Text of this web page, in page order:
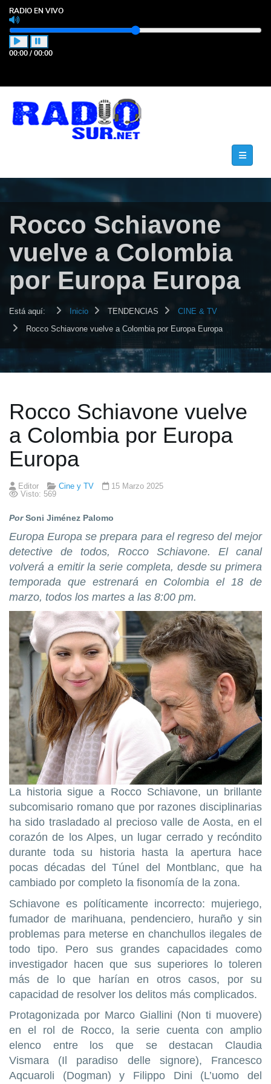
RADIO EN VIVO
00:00 / 00:00
Rocco Schiavone
vuelve a Colombia
por Europa Europa
Está aquí: Inicio TENDENCIAS CINE & TV
Rocco Schiavone vuelve a Colombia por Europa Europa
Rocco Schiavone vuelve
a Colombia por Europa
Europa
Editor Cine y TV
15 Marzo 2025
Visto: 569
PorSoni Jiménez Palomo
Europa Europa se prepara para el regreso del mejor
detective de todos, Rocco Schiavone. El canal
volverá a emitir la serie completa, desde su primera
temporada que estrenará en Colombia el 18 de
marzo, todos los martes a las 8:00 pm.
La historia sigue a Rocco Schiavone, un brillante
subcomisario romano que por razones disciplinarias
ha sido trasladado al precioso valle de Aosta, en el
corazón de los Alpes, un lugar cerrado y recóndito
durante toda su historia hasta la apertura hace
pocas décadas del Túnel del Montblanc, que ha
cambiado por completo la fisonomía de la zona.
Schiavone es políticamente incorrecto: mujeriego,
fumador de marihuana, pendenciero, huraño y sin
problemas para meterse en chanchullos ilegales de
todo tipo. Pero sus grandes capacidades como
investigador hacen que sus superiores lo toleren
más de lo que harían en otros casos, por su
capacidad de resolver los delitos más complicados.
Protagonizada por Marco Giallini (Non ti muovere)
en el rol de Rocco, la serie cuenta con amplio
elenco entre los que se destacan Claudia
Vismara (Il paradiso delle signore), Francesco
Aqcuaroli (Dogman) y Filippo Dini (L’uomo del